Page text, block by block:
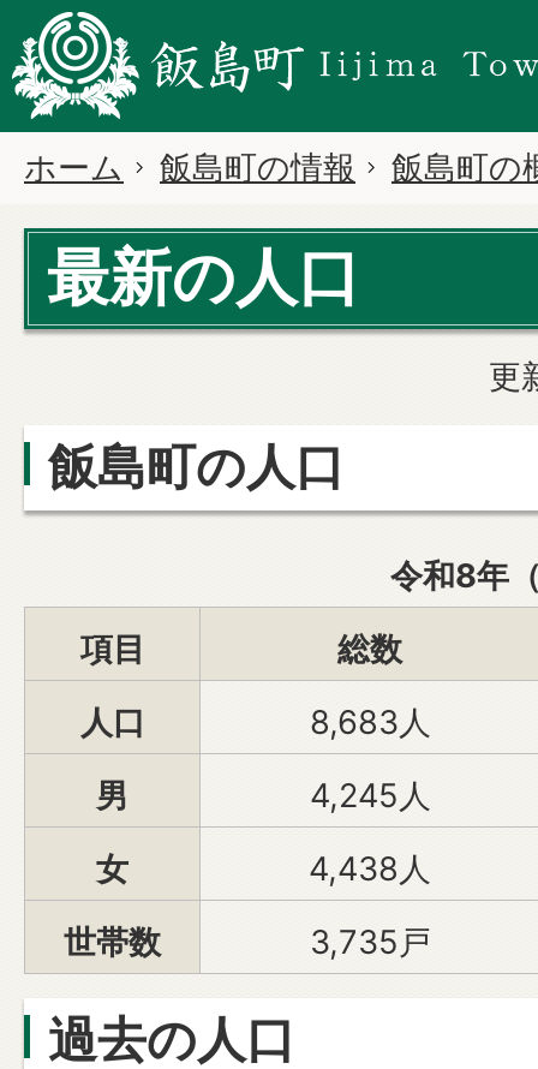
ホーム 飯島町の情報 飯島町の
最新の人口
更
飯島町の人口
令和8年
項目
総数
人口
8,683人
男
4,245人
女
4,438人
世帯数
3,735戸
過去の人口